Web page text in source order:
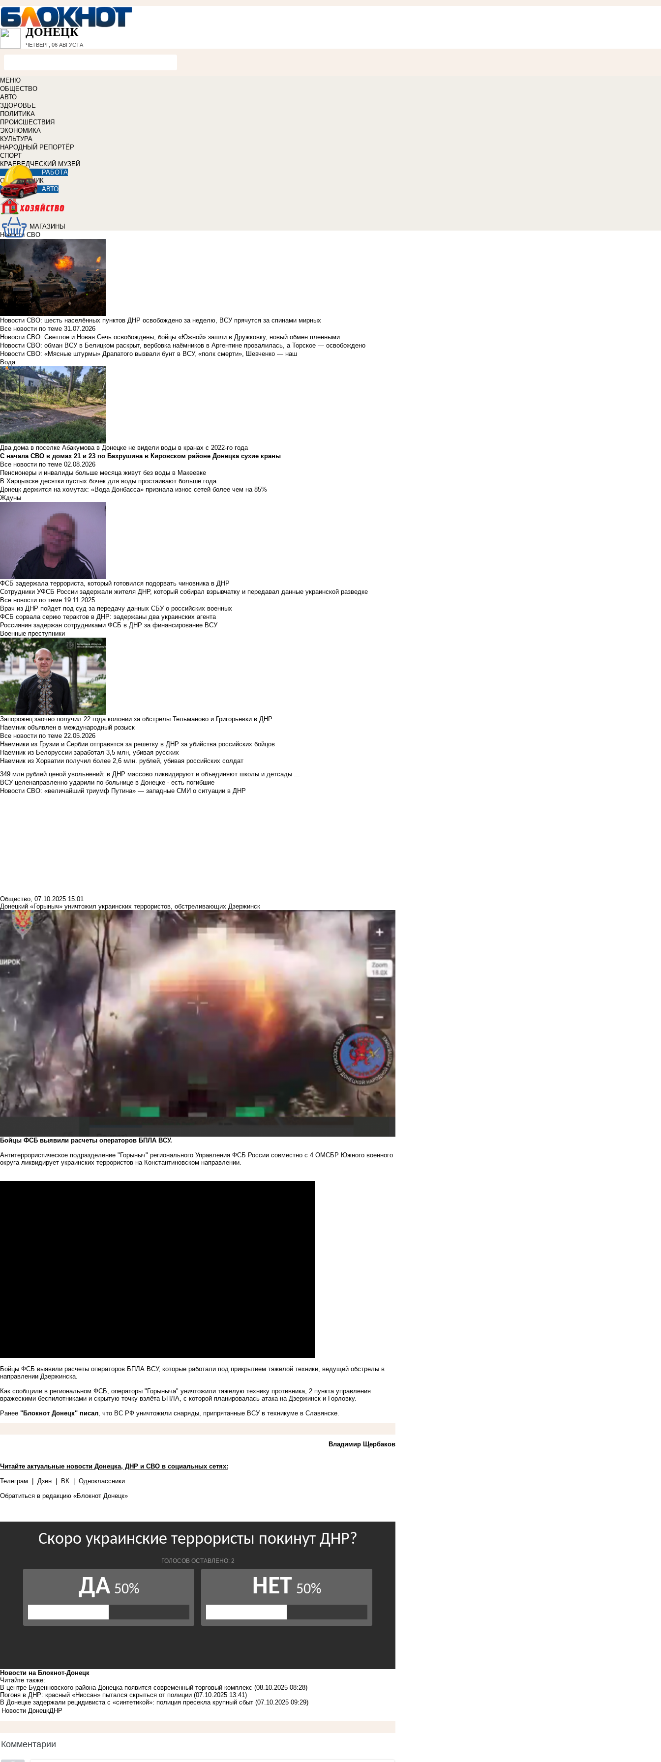
ДОНЕЦК
ЧЕТВЕРГ, 06 АВГУСТА
МЕНЮ
ОБЩЕСТВО
АВТО
ЗДОРОВЬЕ
ПОЛИТИКА
ПРОИСШЕСТВИЯ
ЭКОНОМИКА
КУЛЬТУРА
НАРОДНЫЙ РЕПОРТЁР
СПОРТ
КРАЕВЕДЧЕСКИЙ МУЗЕЙ
РАБОТА
СПРАВОЧНИК
АВТО
МАГАЗИНЫ
Новости СВО
Новости СВО: шесть населённых пунктов ДНР освобождено за неделю, ВСУ прячутся за спинами мирных
Все новости по теме 31.07.2026
Новости СВО: Светлое и Новая Сечь освобождены, бойцы «Южной» зашли в Дружковку, новый обмен пленными
Новости СВО: обман ВСУ в Белицком раскрыт, вербовка наёмников в Аргентине провалилась, а Торское — освобождено
Новости СВО: «Мясные штурмы» Драпатого вызвали бунт в ВСУ, «полк смерти», Шевченко — наш
Вода
Два дома в поселке Абакумова в Донецке не видели воды в кранах с 2022-го года
С начала СВО в домах 21 и 23 по Бахрушина в Кировском районе Донецка сухие краны
Все новости по теме 02.08.2026
Пенсионеры и инвалиды больше месяца живут без воды в Макеевке
В Харцызске десятки пустых бочек для воды простаивают больше года
Донецк держится на хомутах: «Вода Донбасса» признала износ сетей более чем на 85%
Ждуны
ФСБ задержала террориста, который готовился подорвать чиновника в ДНР
Сотрудники УФСБ России задержали жителя ДНР, который собирал взрывчатку и передавал данные украинской разведке
Все новости по теме 19.11.2025
Врач из ДНР пойдет под суд за передачу данных СБУ о российских военных
ФСБ сорвала серию терактов в ДНР: задержаны два украинских агента
Россиянин задержан сотрудниками ФСБ в ДНР за финансирование ВСУ
Военные преступники
Запорожец заочно получил 22 года колонии за обстрелы Тельманово и Григорьевки в ДНР
Наемник объявлен в международный розыск
Все новости по теме 22.05.2026
Наемники из Грузии и Сербии отправятся за решетку в ДНР за убийства российских бойцов
Наемник из Белоруссии заработал 3,5 млн, убивая русских
Наемник из Хорватии получил более 2,6 млн. рублей, убивая российских солдат
349 млн рублей ценой увольнений: в ДНР массово ликвидируют и объединяют школы и детсады ...
ВСУ целенаправленно ударили по больнице в Донецке - есть погибшие
Новости СВО: «величайший триумф Путина» — западные СМИ о ситуации в ДНР
Общество 07.10.2025 15:01
Донецкий «Горыныч» уничтожил украинских террористов, обстреливающих Дзержинск
Бойцы ФСБ выявили расчеты операторов БПЛА ВСУ.
Антитеррористическое подразделение "Горыныч" регионального Управления ФСБ России совместно с 4 ОМСБР Южного военного
округа ликвидирует украинских террористов на Константиновском направлении.
Бойцы ФСБ выявили расчеты операторов БПЛА ВСУ, которые работали под прикрытием тяжелой техники, ведущей обстрелы в
направлении Дзержинска.
Как сообщили в региональном ФСБ, операторы "Горыныча" уничтожили тяжелую технику противника, 2 пункта управления
вражескими беспилотниками и скрытую точку взлёта БПЛА, с которой планировалась атака на Дзержинск и Горловку.
Ранее "Блокнот Донецк" писал , что ВС РФ уничтожили снаряды, припрятанные ВСУ в техникуме в Славянске.
Владимир Щербаков
Читайте актуальные новости Донецка, ДНР и СВО в социальных сетях:
Телеграм | Дзен | ВК | Одноклассники
Обратиться в редакцию «Блокнот Донецк»
Новости на Блoкнoт-Донецк
Читайте также:
В центре Буденновского района Донецка появится современный торговый комплекс (08.10.2025 08:28)
Погоня в ДНР: красный «Ниссан» пытался скрыться от полиции (07.10.2025 13:41)
В Донецке задержали рецидивиста с «синтетикой»: полиция пресекла крупный сбыт (07.10.2025 09:29)
Новости ДонецкДНР
Комментарии